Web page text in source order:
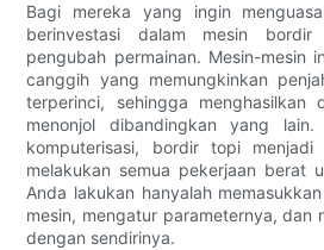
Bagi mereka yang ingin
berinvestasi dalam mesin bordir
pengubah permainan. Mesin-mesin
canggih yang memungkinkan
terperinci, sehingga menghasilkan
menonjol dibandingkan yang
komputerisasi, bordir topi menjadi
melakukan semua pekerjaan berat
Anda lakukan hanyalah
mesin, mengatur parameternya, dan
dengan sendirinya.